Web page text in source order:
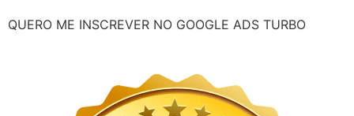
QUERO ME INSCREVER NO GOOGLE ADS TURBO